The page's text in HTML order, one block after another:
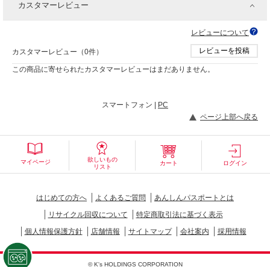
カスタマーレビュー
レビューについて
カスタマーレビュー（0件） レビューを投稿
この商品に寄せられたカスタマーレビューはまだありません。
スマートフォン |
PC
ページ上部へ戻る
マイページ
欲しいもの
リスト
カート ログイン
はじめての方へ よくあるご質問
あんしんパスポートとは
リサイクル回収について
特定商取引法に基づく表示
個人情報保護方針
店舗情報 サイトマップ 会社案内 採用情報
© K's HOLDINGS CORPORATION